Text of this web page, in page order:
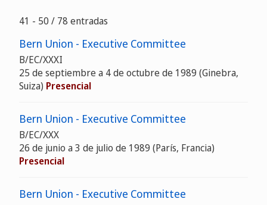
41 - 50 / 78 entradas
Bern Union - Executive Committee
B/EC/XXXI
25 de septiembre a 4 de octubre de 1989 (Ginebra,
Suiza) Presencial
Bern Union - Executive Committee
B/EC/XXX
26 de junio a 3 de julio de 1989 (París, Francia)
Presencial
Bern Union - Executive Committee